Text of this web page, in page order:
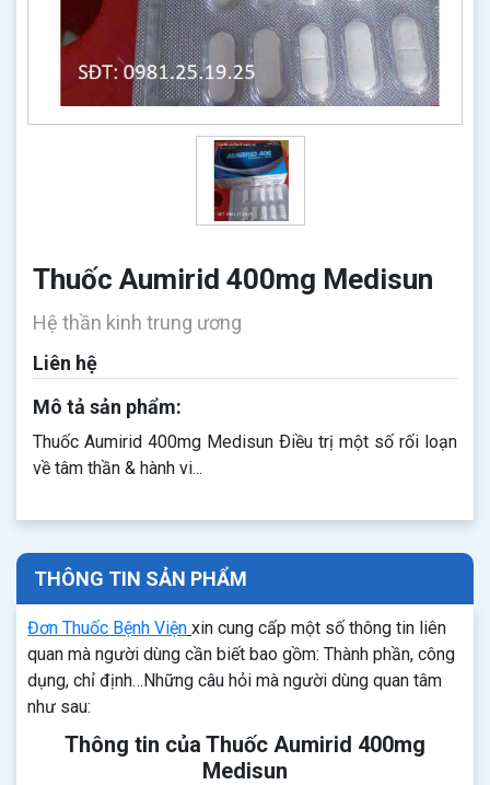
Thuốc Aumirid 400mg Medisun
Hệ thần kinh trung ương
Liên hệ
Mô tả sản phẩm:
Thuốc Aumirid 400mg Medisun Ðiều trị một số rối loạn
về tâm thần & hành vi...
THÔNG TIN SẢN PHẨM
Đơn Thuốc Bệnh Viện xin cung cấp một số thông tin liên
quan mà người dùng cần biết bao gồm: Thành phần, công
dụng, chỉ định…Những câu hỏi mà người dùng quan tâm
như sau:
Thông tin của Thuốc Aumirid 400mg
Medisun